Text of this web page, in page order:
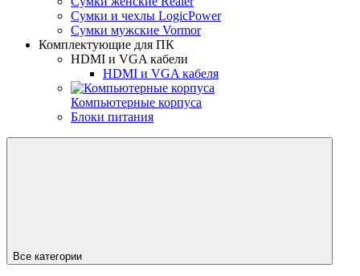
Сумки и чехлы LogicPower
Сумки мужские Vormor
Комплектующие для ПК
HDMI и VGA кабели
HDMI и VGA кабеля
Компьютерные корпуса
Блоки питания
Все категории